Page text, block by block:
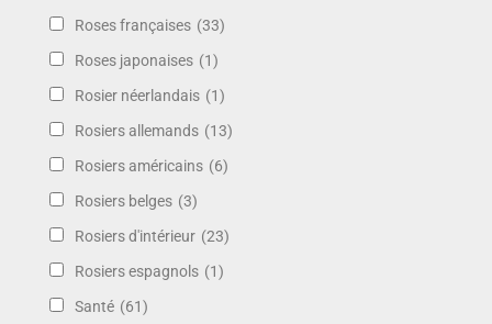
Roses françaises (33)
Roses japonaises (1)
Rosier néerlandais (1)
Rosiers allemands (13)
Rosiers américains (6)
Rosiers belges (3)
Rosiers d'intérieur (23)
Rosiers espagnols (1)
Santé (61)